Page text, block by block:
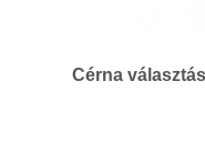
Cérna